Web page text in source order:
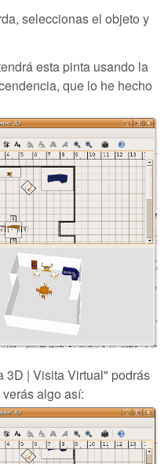
seleccionas el objeto y
esta pinta usando la
que lo he hecho
3D | Visita Virtual" podrás
algo así: